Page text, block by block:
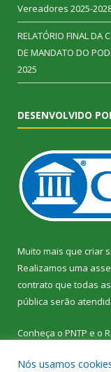
Vereadores 2025-
RELATÓRIO FINAL DA
DE MANDATO DO
2025
DESENVOLVIDO
Muito mais que criar
Realizamos uma
contrato que todas
pública serão
Conheça o PNTP e o
Nós usamos